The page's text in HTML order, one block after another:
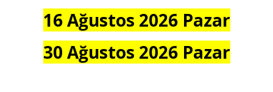
16 Ağustos 2026 Pazar
30 Ağustos 2026 Pazar